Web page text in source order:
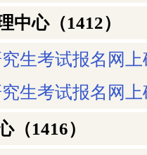
中心（1412）
生考试报名网
生考试报名网
（1416）